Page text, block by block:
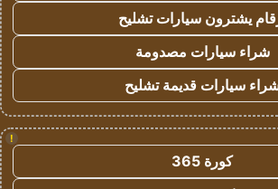
يشترون سيارات تشليح
شراء سيارات مصدومة
سيارات قديمة تشليح
!
كورة 365